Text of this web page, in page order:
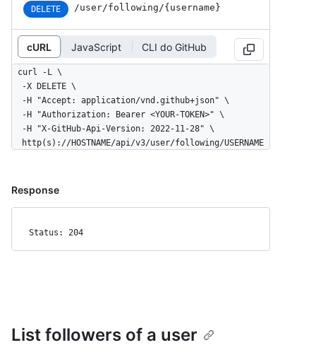
DELETE /user/following/{username}
cURL JavaScript CLI do GitHub
curl -L \
  http(s)://HOSTNAME/api/v3/user/following/USERNAME
Response
Status: 204
List followers of a user